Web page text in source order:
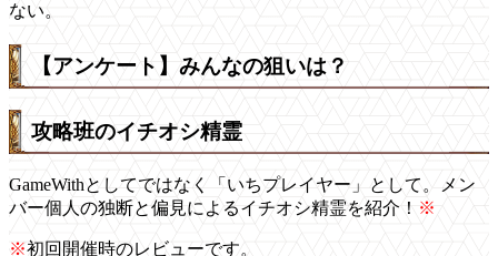
ない。
【アンケート】みんなの狙いは？
攻略班のイチオシ精霊
GameWithとしてではなく「いちプレイヤー」として。メン
バー個人の独断と偏見によるイチオシ精霊を紹介！ ※
※初回開催時のレビューです。